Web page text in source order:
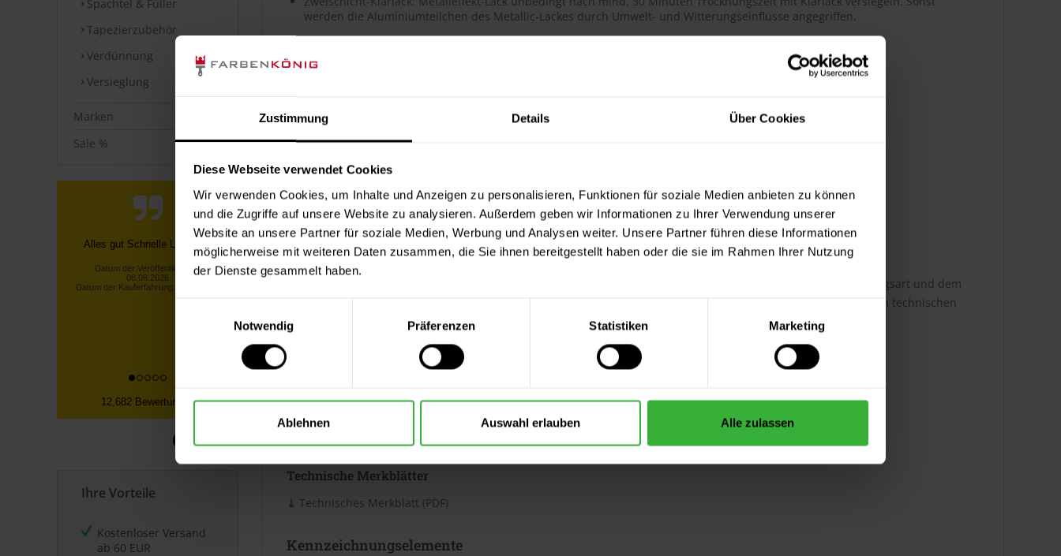
Zustimmung Details Über Cookies
Diese Webseite verwendet Cookies
Wir verwenden Cookies, um Inhalte und Anzeigen zu personalisieren, Funktionen für soziale Medien anbieten zu können
und die Zugriffe auf unsere Website zu analysieren. Außerdem geben wir Informationen zu Ihrer Verwendung unserer
Website an unsere Partner für soziale Medien, Werbung und Analysen weiter. Unsere Partner führen diese Informationen
möglicherweise mit weiteren Daten zusammen, die Sie ihnen bereitgestellt haben oder die sie im Rahmen Ihrer Nutzung
der Dienste gesammelt haben.
Notwendig
Präferenzen Statistiken Marketing
Ablehnen Auswahl erlauben Alle zulassen
Spachtel & Füller
Tapezierzubehör
Verdünnung
Versieglung
Marken
Sale %
Telefonische Info, dass nicht die
gesamte bestellte Ware vorrätig
war! Unverzügliche
Rückerstattu...
12,682 Bewertungen
Ihre Vorteile
Kostenloser Versand
ab 60 EUR
werden die Aluminiumteilchen des Metallic-Lackes durch Umwelt- und Witterungseinflüsse angegriffen.
Artikeldetails
Sehr gute Deckkraft, ausgezeichnete Haftung, schnelltrocknend, dauerhafter Glanz
Hohe Oberflächenhärte bei gleichzeitig guter Elastizität
Guter Verlauf, glatte Oberfläche
Polierfähig, schmutzunempfindliche Oberfläche
Wetterfest, lichtecht, UV-beständig (vergilbungsfrei)
Kratz-, stoß- und schlagfest
Uni- sowie Metallic-Lacke werden durch den Überzug mit 2-Schicht-Klarlack bedingt benzinbeständig
Verbrauch
Die Reichweite beträgt laut Hersteller ca. 3,13 bis 4,37 m²/Liter. Der Verbrauch ist dabei abhängig von der Auftragsart und dem
Untergrund. Bei diesen Verbrauchszahlen handelt es sich um Richtwerte. Weitere Infos entnehmen Sie bitte dem technischen
Merkblatt.
Datenblätter & Dokumente
Sicherheitsdatenblätter
Technische Merkblätter
⤓ Technisches Merkblatt (PDF)
Kennzeichnungselemente